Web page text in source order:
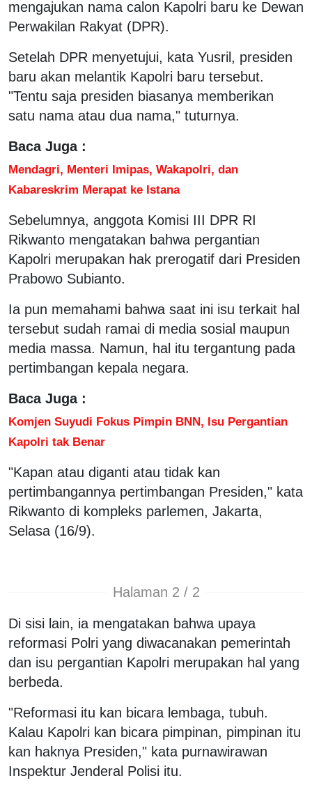
mengajukan nama calon Kapolri baru ke Dewan
Perwakilan Rakyat (DPR).
Setelah DPR menyetujui, kata Yusril, presiden
baru akan melantik Kapolri baru tersebut.
"Tentu saja presiden biasanya memberikan
satu nama atau dua nama," tuturnya.
Baca Juga :
Mendagri, Menteri Imipas, Wakapolri, dan
Kabareskrim Merapat ke Istana
Sebelumnya, anggota Komisi III DPR RI
Rikwanto mengatakan bahwa pergantian
Kapolri merupakan hak prerogatif dari Presiden
Prabowo Subianto.
Ia pun memahami bahwa saat ini isu terkait hal
tersebut sudah ramai di media sosial maupun
media massa. Namun, hal itu tergantung pada
pertimbangan kepala negara.
Baca Juga :
Komjen Suyudi Fokus Pimpin BNN, Isu Pergantian
Kapolri tak Benar
"Kapan atau diganti atau tidak kan
pertimbangannya pertimbangan Presiden," kata
Rikwanto di kompleks parlemen, Jakarta,
Selasa (16/9).
Halaman 2 / 2
Di sisi lain, ia mengatakan bahwa upaya
reformasi Polri yang diwacanakan pemerintah
dan isu pergantian Kapolri merupakan hal yang
berbeda.
"Reformasi itu kan bicara lembaga, tubuh.
Kalau Kapolri kan bicara pimpinan, pimpinan itu
kan haknya Presiden," kata purnawirawan
Inspektur Jenderal Polisi itu.